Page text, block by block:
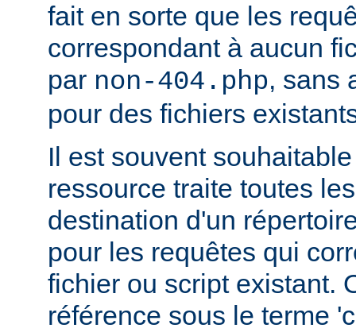
fait en sorte que les
correspondant à aucun
par non-404.php, sans
pour des fichiers
Il est souvent
ressource traite toutes
destination d'un
pour les requêtes qui
fichier ou script existant.
référence sous le terme